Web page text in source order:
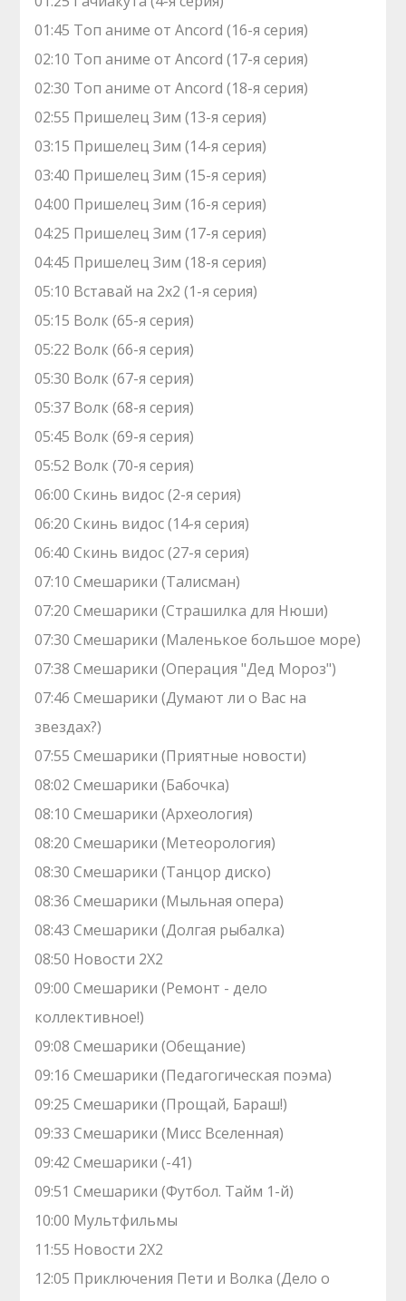
01:45 Топ аниме от Ancord (16-я серия)
02:10 Топ аниме от Ancord (17-я серия)
02:30 Топ аниме от Ancord (18-я серия)
02:55 Пришелец Зим (13-я серия)
03:15 Пришелец Зим (14-я серия)
03:40 Пришелец Зим (15-я серия)
04:00 Пришелец Зим (16-я серия)
04:25 Пришелец Зим (17-я серия)
04:45 Пришелец Зим (18-я серия)
05:10 Вставай на 2х2 (1-я серия)
05:15 Волк (65-я серия)
05:22 Волк (66-я серия)
05:30 Волк (67-я серия)
05:37 Волк (68-я серия)
05:45 Волк (69-я серия)
05:52 Волк (70-я серия)
06:00 Скинь видос (2-я серия)
06:20 Скинь видос (14-я серия)
06:40 Скинь видос (27-я серия)
07:10 Смешарики (Талисман)
07:20 Смешарики (Страшилка для Нюши)
07:30 Смешарики (Маленькое большое море)
07:38 Смешарики (Операция "Дед Мороз")
07:46 Смешарики (Думают ли о Вас на
звездах?)
07:55 Смешарики (Приятные новости)
08:02 Смешарики (Бабочка)
08:10 Смешарики (Археология)
08:20 Смешарики (Метеорология)
08:30 Смешарики (Танцор диско)
08:36 Смешарики (Мыльная опера)
08:43 Смешарики (Долгая рыбалка)
08:50 Новости 2Х2
09:00 Смешарики (Ремонт - дело
коллективное!)
09:08 Смешарики (Обещание)
09:16 Смешарики (Педагогическая поэма)
09:25 Смешарики (Прощай, Бараш!)
09:33 Смешарики (Мисс Вселенная)
09:42 Смешарики (-41)
09:51 Смешарики (Футбол. Тайм 1-й)
10:00 Мультфильмы
11:55 Новости 2Х2
12:05 Приключения Пети и Волка (Дело о